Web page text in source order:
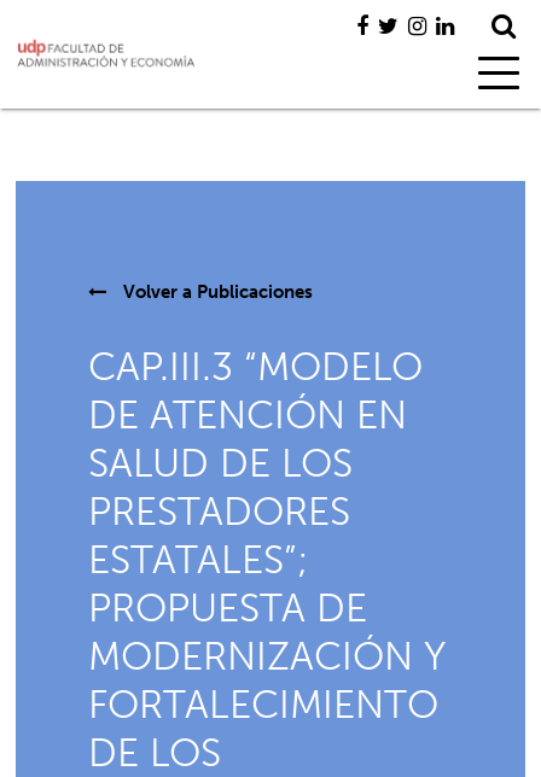
Volver a Publicaciones
CAP.III.3 “MODELO
DE ATENCIÓN EN
SALUD DE LOS
PRESTADORES
ESTATALES”;
PROPUESTA DE
MODERNIZACIÓN Y
FORTALECIMIENTO
DE LOS